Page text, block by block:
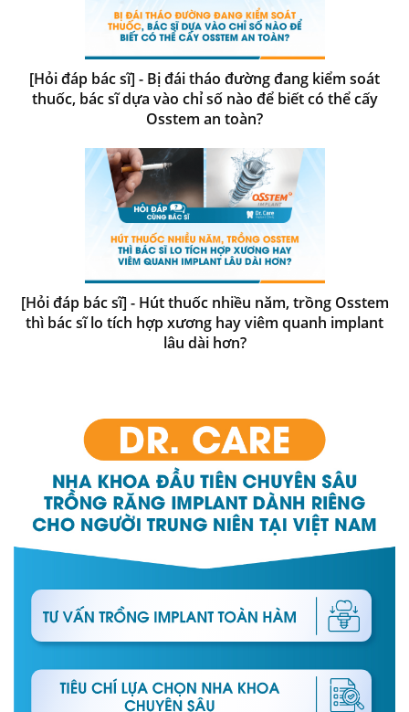
[Hỏi đáp bác sĩ] - Bị đái tháo đường đang kiểm soát
thuốc, bác sĩ dựa vào chỉ số nào để biết có thể cấy
Osstem an toàn?
[Hỏi đáp bác sĩ] - Hút thuốc nhiều năm, trồng Osstem
thì bác sĩ lo tích hợp xương hay viêm quanh implant
lâu dài hơn?